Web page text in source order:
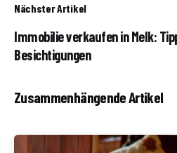
Nächster Artikel
Immobilie verkaufen in Melk:
Besichtigungen
Zusammenhängende Artikel